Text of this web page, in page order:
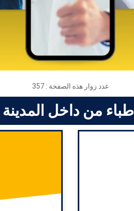
عدد زوار هذه الصفحة : 357
أطباء من داخل المدينة